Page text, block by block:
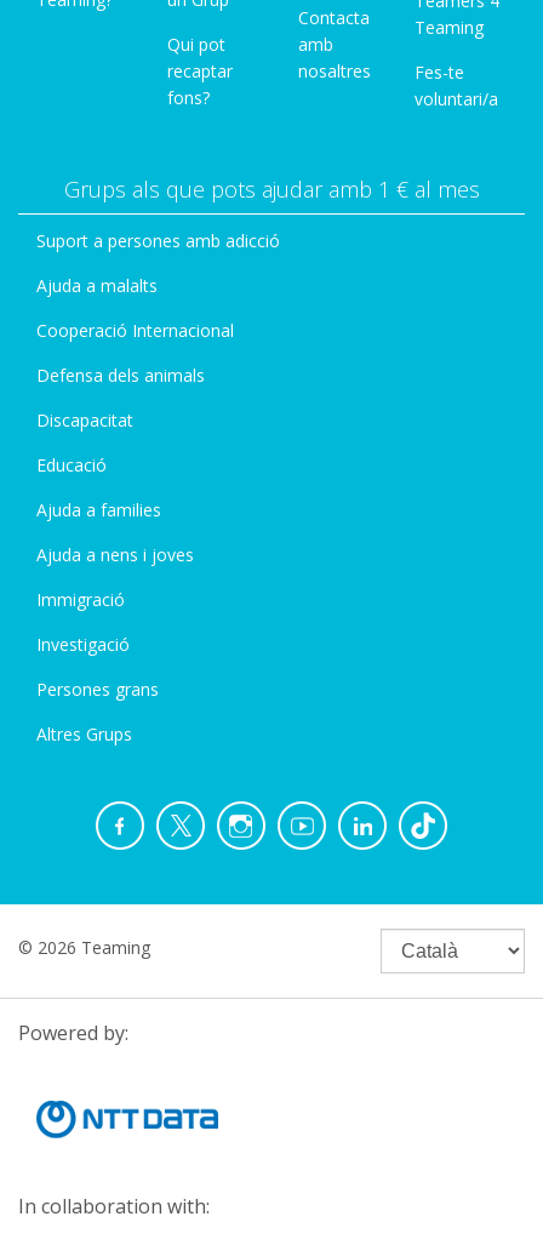
Qui pot
recaptar
fons?
Contacta
amb
nosaltres
Teaming
Fes-te
voluntari/a
Grups als que pots ajudar amb 1 € al mes
Suport a persones amb adicció
Ajuda a malalts
Cooperació Internacional
Defensa dels animals
Discapacitat
Educació
Ajuda a families
Ajuda a nens i joves
Immigració
Investigació
Persones grans
Altres Grups
© 2026 Teaming
Powered by:
In collaboration with: